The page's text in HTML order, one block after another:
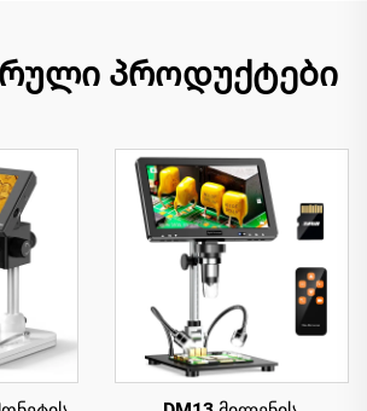
პროდუქტები